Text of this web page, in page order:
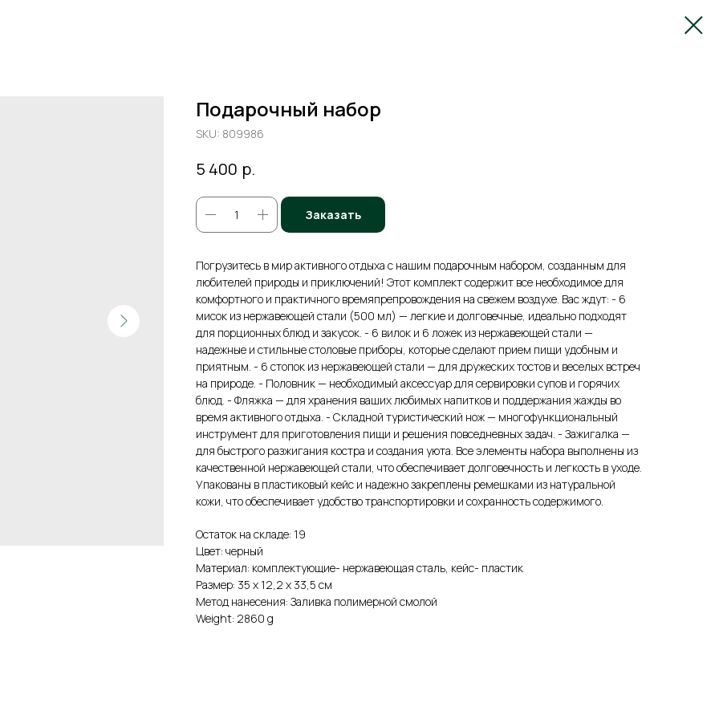
Подарочный набор
SKU: 809986
5 400 р.
Заказать
Погрузитесь в мир активного отдыха с нашим подарочным набором, созданным для
любителей природы и приключений! Этот комплект содержит все необходимое для
комфортного и практичного времяпрепровождения на свежем воздухе. Вас ждут: - 6
мисок из нержавеющей стали (500 мл) — легкие и долговечные, идеально подходят
для порционных блюд и закусок. - 6 вилок и 6 ложек из нержавеющей стали —
надежные и стильные столовые приборы, которые сделают прием пищи удобным и
приятным. - 6 стопок из нержавеющей стали — для дружеских тостов и веселых встреч
на природе. - Половник — необходимый аксессуар для сервировки супов и горячих
блюд. - Фляжка — для хранения ваших любимых напитков и поддержания жажды во
время активного отдыха. - Складной туристический нож — многофункциональный
инструмент для приготовления пищи и решения повседневных задач. - Зажигалка —
для быстрого разжигания костра и создания уюта. Все элементы набора выполнены из
качественной нержавеющей стали, что обеспечивает долговечность и легкость в уходе.
Упакованы в пластиковый кейс и надежно закреплены ремешками из натуральной
кожи, что обеспечивает удобство транспортировки и сохранность содержимого.
Остаток на складе: 19
Цвет: черный
Материал: комплектующие- нержавеющая cталь, кейс- пластик
Размер: 35 х 12,2 х 33,5 см
Метод нанесения: Заливка полимерной смолой
Weight: 2860 g